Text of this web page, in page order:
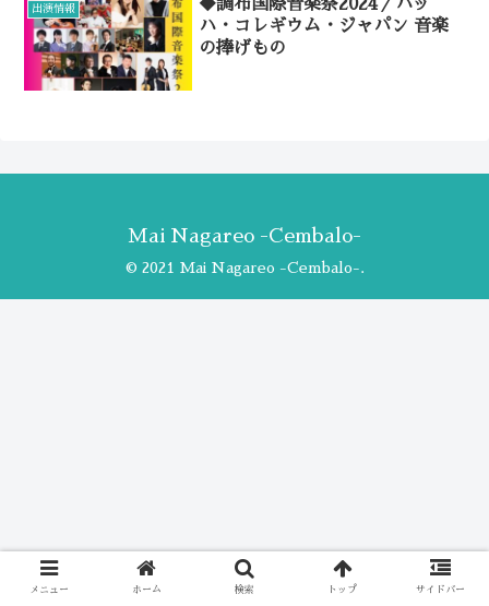
出演情報
◆調布国際音楽祭2024／バッ
ハ・コレギウム・ジャパン 音楽
の捧げもの
Mai Nagareo -Cembalo-
© 2021 Mai Nagareo -Cembalo-.
メニュー ホーム 検索 トップ サイドバー